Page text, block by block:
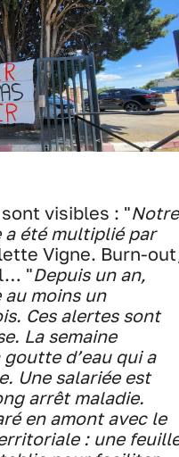
visibles : "Notre
a été multiplié par
Vigne. Burn-
"Depuis un an,
moins un
Ces alertes sont
La semaine
d’eau qui a
Une salariée est
arrêt maladie.
en amont avec le
: une